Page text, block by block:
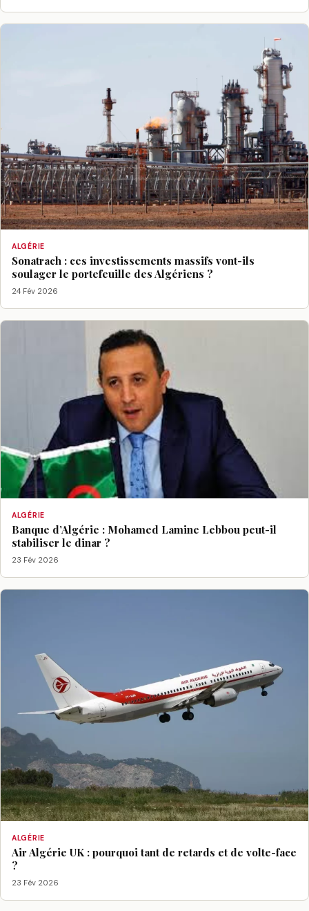
ALGÉRIE
Sonatrach : ces investissements massifs vont-ils
soulager le portefeuille des Algériens ?
24 Fév 2026
ALGÉRIE
Banque d’Algérie : Mohamed Lamine Lebbou peut-il
stabiliser le dinar ?
23 Fév 2026
ALGÉRIE
Air Algérie UK : pourquoi tant de retards et de volte-face
?
23 Fév 2026